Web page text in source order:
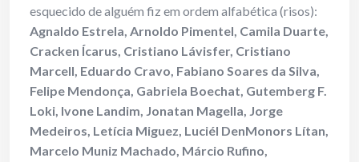
esquecido de alguém fiz em ordem alfabética (risos):
Agnaldo Estrela, Arnoldo Pimentel, Camila Duarte,
Cracken Ícarus, Cristiano Lávisfer, Cristiano
Marcell, Eduardo Cravo, Fabiano Soares da Silva,
Felipe Mendonça, Gabriela Boechat, Gutemberg F.
Loki, Ivone Landim, Jonatan Magella, Jorge
Medeiros, Letícia Miguez, Luciél DenMonors Lítan,
Marcelo Muniz Machado, Márcio Rufino,